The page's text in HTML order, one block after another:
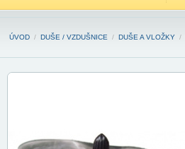
ÚVOD / DUŠE / VZDUŠNICE / DUŠE A VLOŽKY /